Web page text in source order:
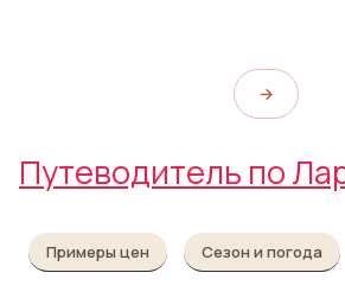
→
Путеводитель по
Примеры цен Сезон и погода